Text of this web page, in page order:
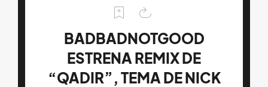
BADBADNOTGOOD
ESTRENA REMIX DE
“QADIR”, TEMA DE NICK